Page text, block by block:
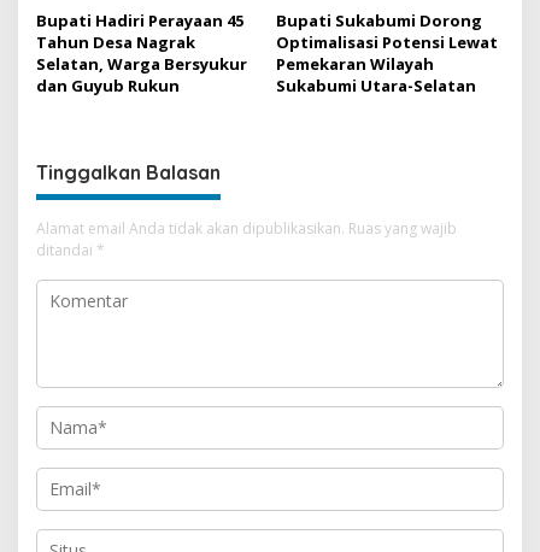
Bupati Hadiri Perayaan 45
Tahun Desa Nagrak
Selatan, Warga Bersyukur
dan Guyub Rukun
Bupati Sukabumi Dorong
Optimalisasi Potensi Lewat
Pemekaran Wilayah
Sukabumi Utara-Selatan
Tinggalkan Balasan
Alamat email Anda tidak akan dipublikasikan. Ruas yang wajib
ditandai *